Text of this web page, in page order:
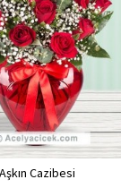
Cazibesi